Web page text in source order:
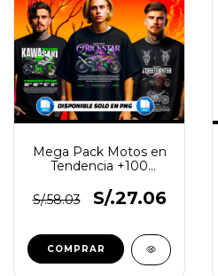
Mega Pack Motos en
Tendencia +100
S/.58.03
S/.27.06